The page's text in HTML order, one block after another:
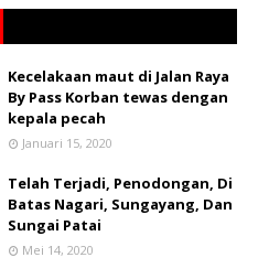
Kecelakaan maut di Jalan Raya
By Pass Korban tewas dengan
kepala pecah
Januari 15, 2020
Telah Terjadi, Penodongan, Di
Batas Nagari, Sungayang, Dan
Sungai Patai
Mei 14, 2020